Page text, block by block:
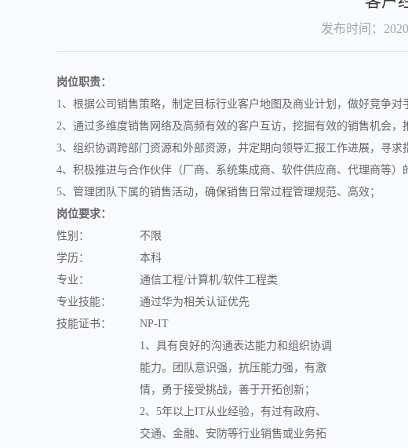
发布时间：
岗位职责：
1、根据公司销售策略，制定目标行业客户地图及商业计划，做好竞争对
2、通过多维度销售网络及高频有效的客户互访，挖掘有效的销售机会
3、组织协调跨部门资源和外部资源，并定期向领导汇报工作进展，寻求
4、积极推进与合作伙伴（厂商、系统集成商、软件供应商、代理商等）
5、管理团队下属的销售活动，确保销售日常过程管理规范、高效；
岗位要求：
性别：
不限
学历：
本科
专业：
通信工程/计算机/软件工程类
专业技能：
通过华为相关认证优先
技能证书：
NP-IT
1、具有良好的沟通表达能力和组织协调
能力。团队意识强，抗压能力强，有激
情，勇于接受挑战，善于开拓创新；
2、5年以上IT从业经验，有过有政府、
交通、金融、安防等行业销售或业务拓